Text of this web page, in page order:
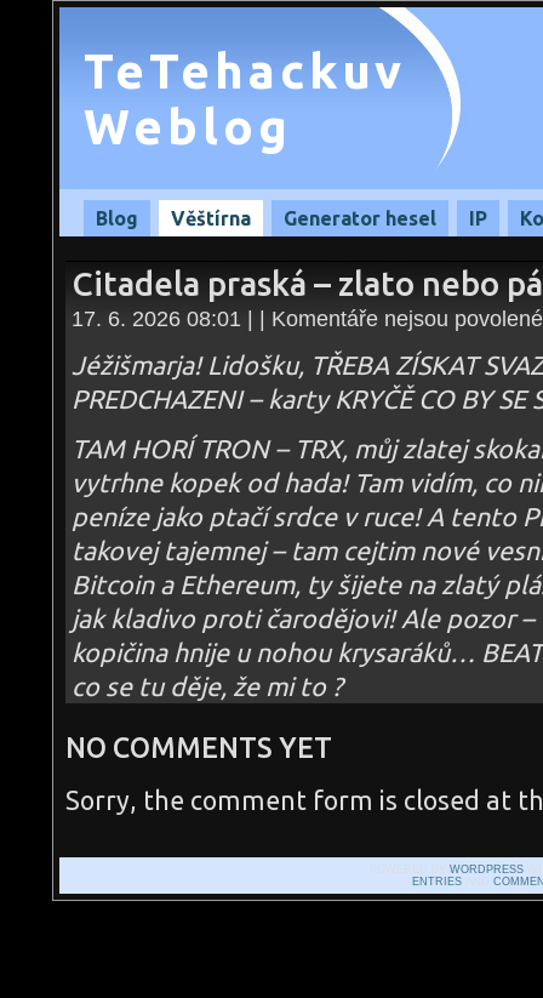
TeTehackuv
Weblog
Blog Věštírna Generator hesel IP
Citadela praská – zlato nebo
17. 6. 2026 08:01 | | Komentáře nejsou povolené
Jéžišmarja! Lidošku, TŘEBA ZÍSKAT
PREDCHAZENI – karty KRYČĚ CO BY SE
TAM HORÍ TRON – TRX, můj zlatej
vytrhne kopek od hada! Tam vidím, co
peníze jako ptačí srdce v ruce! A tento
takovej tajemnej – tam cejtim nové
Bitcoin a Ethereum, ty šijete na zlatý
jak kladivo proti čarodějovi! Ale pozor –
kopičina hnije u nohou krysaráků…
co se tu děje, že mi to ?
NO COMMENTS YET
Sorry, the comment form is closed at
POWERED BY WORDPRESS
ENTRIESAND